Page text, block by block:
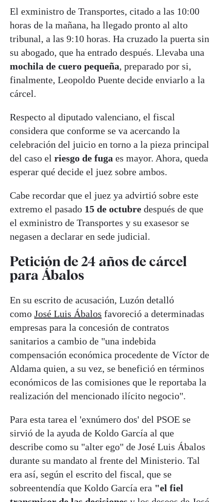
El exministro de Transportes, citado a las 10:00
horas de la mañana, ha llegado pronto al alto
tribunal, a las 9:10 horas. Ha cruzado la puerta sin
su abogado, que ha entrado después. Llevaba una
mochila de cuero pequeña, preparado por si,
finalmente, Leopoldo Puente decide enviarlo a la
cárcel.
Respecto al diputado valenciano, el fiscal
considera que conforme se va acercando la
celebración del juicio en torno a la pieza principal
del caso el riesgo de fuga es mayor. Ahora, queda
esperar qué decide el juez sobre ambos.
Cabe recordar que el juez ya advirtió sobre este
extremo el pasado 15 de octubre después de que
el exministro de Transportes y su exasesor se
negasen a declarar en sede judicial.
Petición de 24 años de cárcel
para Ábalos
En su escrito de acusación, Luzón detalló
como José Luis Ábalos favoreció a determinadas
empresas para la concesión de contratos
sanitarios a cambio de "una indebida
compensación económica procedente de Víctor de
Aldama quien, a su vez, se benefició en términos
económicos de las comisiones que le reportaba la
realización del mencionado ilícito negocio".
Para esta tarea el 'exnúmero dos' del PSOE se
sirvió de la ayuda de Koldo García al que
describe como su "alter ego" de José Luis Ábalos
durante su mandato al frente del Ministerio. Tal
era así, según el escrito del fiscal, que se
sobreentendía que Koldo García era "el fiel